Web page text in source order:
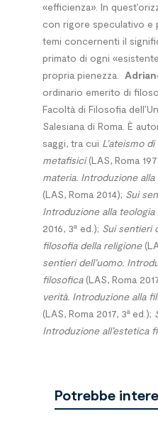
«efficienza». In
con rigore speculativo e
temi concernenti il
primato di ogni
propria pienezza.
ordinario emerito di
Facoltà di Filosofia
Salesiana di Roma. È
saggi, tra cui L’ateismo
metafisici(LAS, Roma
materia. Introduzione
(LAS, Roma 2014); Sui
Introduzione alla
2016, 3a ed.); Sui sentieri
filosofia della religione
sentieri dell’uomo.
filosofica(LAS, Roma
verità. Introduzione alla
(LAS, Roma 2017, 3a ed.);
Introduzione all’estetica
Potrebbe